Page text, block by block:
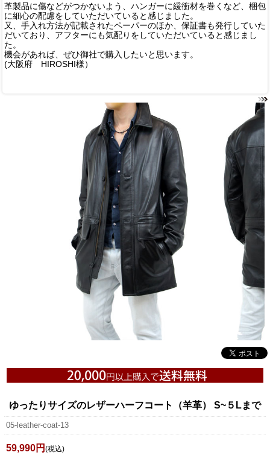
革製品に傷などがつかないよう、ハンガーに緩衝材を巻くなど、梱包
に細心の配慮をしていただいていると感じました。
又、手入れ方法が記載されたペーパーのほか、保証書も発行していた
だいており、アフターにも気配りをしていただいていると感じまし
た。
機会があれば、ぜひ御社で購入したいと思います。
(大阪府 HIROSHI様）
ゆったりサイズのレザーハーフコート（羊革） S~５Lまで
05-leather-coat-13
59,990円 (税込)